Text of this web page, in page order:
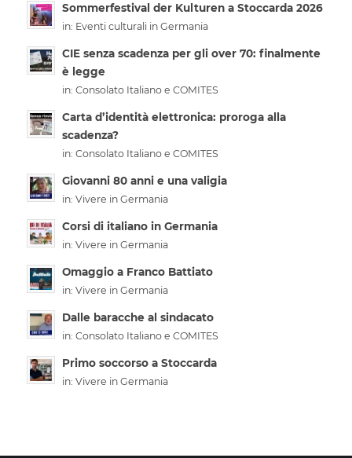
Sommerfestival der Kulturen a Stoccarda 2026
in: Eventi culturali in Germania
CIE senza scadenza per gli over 70: finalmente
è legge
in: Consolato Italiano e COMITES
Carta d’identità elettronica: proroga alla
scadenza?
in: Consolato Italiano e COMITES
Giovanni 80 anni e una valigia
in: Vivere in Germania
Corsi di italiano in Germania
in: Vivere in Germania
Omaggio a Franco Battiato
in: Vivere in Germania
Dalle baracche al sindacato
in: Consolato Italiano e COMITES
Primo soccorso a Stoccarda
in: Vivere in Germania